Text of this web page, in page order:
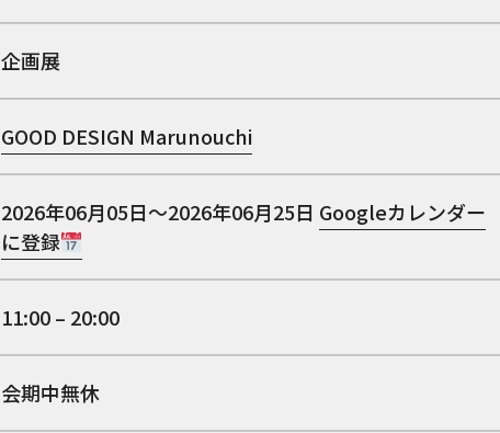
企画展
GOOD DESIGN Marunouchi
2026年06月05日～2026年06月25日 Googleカレンダー
に登録
11:00 – 20:00
会期中無休